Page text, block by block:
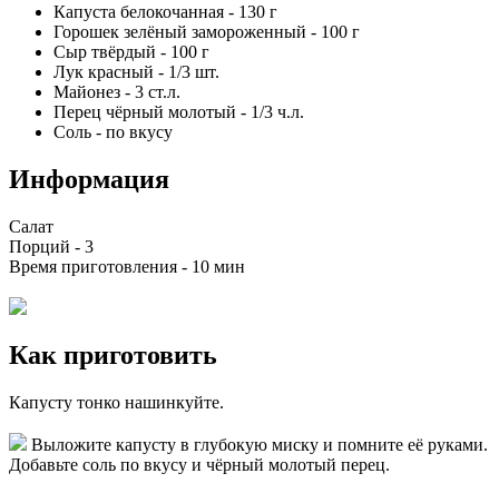
Капуста белокочанная - 130 г
Горошек зелёный замороженный - 100 г
Сыр твёрдый - 100 г
Лук красный - 1/3 шт.
Майонез - 3 ст.л.
Перец чёрный молотый - 1/3 ч.л.
Соль - по вкусу
Информация
Салат
Порций - 3
Время приготовления - 10 мин
Как приготовить
Капусту тонко нашинкуйте.
Выложите капусту в глубокую миску и помните её руками.
Добавьте соль по вкусу и чёрный молотый перец.